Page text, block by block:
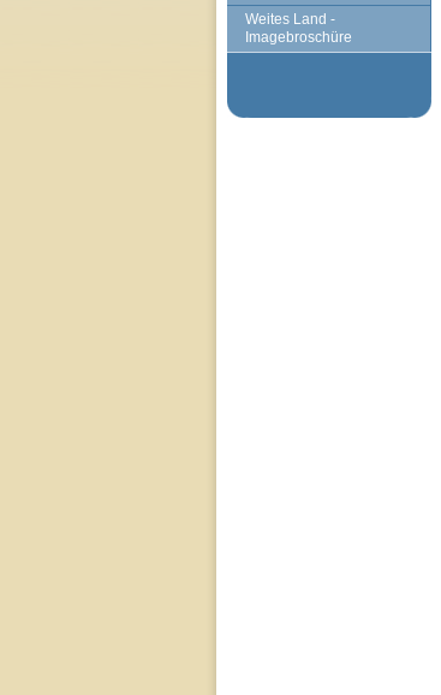
Weites Land -
Imagebroschüre